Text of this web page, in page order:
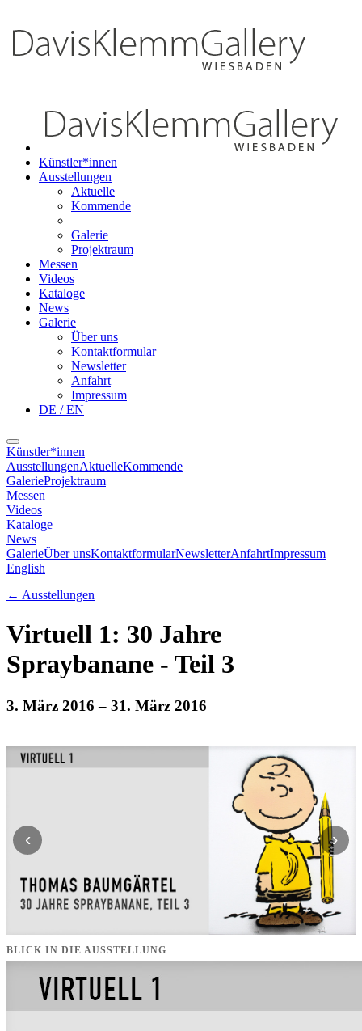
Künstler*innen
Ausstellungen
Aktuelle
Kommende
Galerie
Projektraum
Messen
Videos
Kataloge
News
Galerie
Über uns
Kontaktformular
Newsletter
Anfahrt
Impressum
DE / EN
Künstler*innen
AusstellungenAktuelleKommende
GalerieProjektraum
Messen
Videos
Kataloge
News
GalerieÜber unsKontaktformularNewsletterAnfahrtImpressum
English
← Ausstellungen
Virtuell 1: 30 Jahre
Spraybanane - Teil 3
3. März 2016 – 31. März 2016
‹ ›
BLICK IN DIE AUSSTELLUNG